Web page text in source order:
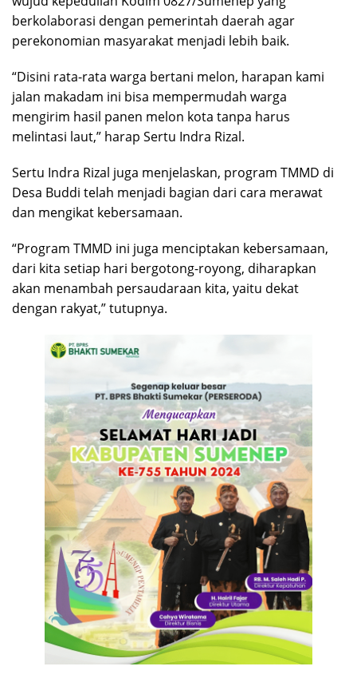
berkolaborasi dengan pemerintah daerah agar
perekonomian masyarakat menjadi lebih baik.
“Disini rata-rata warga bertani melon, harapan kami
jalan makadam ini bisa mempermudah warga
mengirim hasil panen melon kota tanpa harus
melintasi laut,” harap Sertu Indra Rizal.
Sertu Indra Rizal juga menjelaskan, program TMMD di
Desa Buddi telah menjadi bagian dari cara merawat
dan mengikat kebersamaan.
“Program TMMD ini juga menciptakan kebersamaan,
dari kita setiap hari bergotong-royong, diharapkan
akan menambah persaudaraan kita, yaitu dekat
dengan rakyat,” tutupnya.